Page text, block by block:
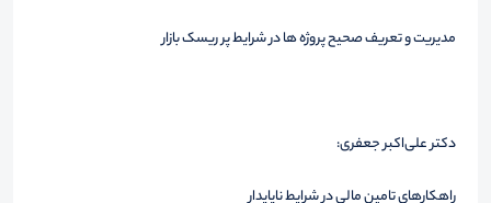
مدیریت و تعریف صحیح پروژه ها در شرایط پر ریسک بازار
دکتر علی‌اکبر جعفری:
راهکارهای تامین مالی در شرایط ناپایدار